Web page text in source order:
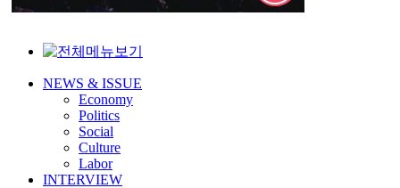
NEWS & ISSUE
Economy
Politics
Social
Culture
Labor
INTERVIEW